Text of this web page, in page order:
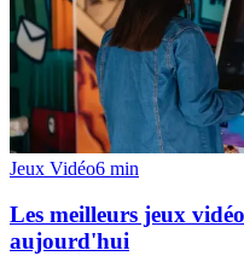
Jeux Vidéo6 min
Les meilleurs jeux
aujourd'hui